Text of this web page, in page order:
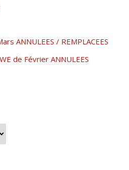
ANNULEES / REMPLACEES
de Février ANNULEES